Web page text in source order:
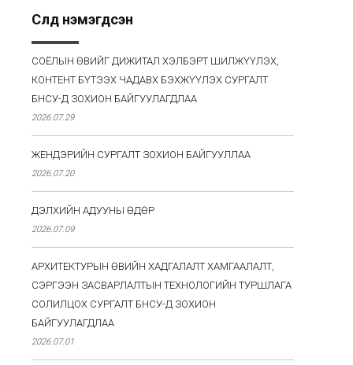
Сүүлд нэмэгдсэн
СОЁЛЫН ӨВИЙГ ДИЖИТАЛ ХЭЛБЭРТ ШИЛЖҮҮЛЭХ,
КОНТЕНТ БҮТЭЭХ ЧАДАВХ БЭХЖҮҮЛЭХ СУРГАЛТ
БНСУ-Д ЗОХИОН БАЙГУУЛАГДЛАА
2026.07.29
ЖЕНДЭРИЙН СУРГАЛТ ЗОХИОН БАЙГУУЛЛАА
2026.07.20
ДЭЛХИЙН АДУУНЫ ӨДӨР
2026.07.09
АРХИТЕКТУРЫН ӨВИЙН ХАДГАЛАЛТ ХАМГААЛАЛТ,
СЭРГЭЭН ЗАСВАРЛАЛТЫН ТЕХНОЛОГИЙН ТУРШЛАГА
СОЛИЛЦОХ СУРГАЛТ БНСУ-Д ЗОХИОН
БАЙГУУЛАГДЛАА
2026.07.01